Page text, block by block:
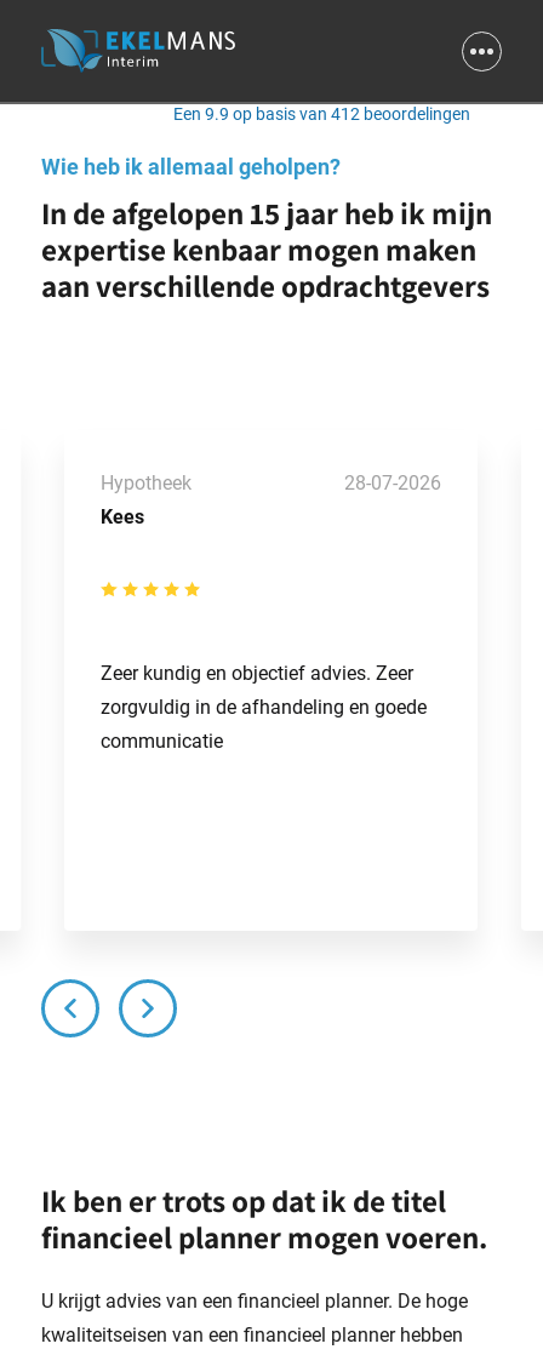
Wie heb ik allemaal geholpen?
In de afgelopen 15 jaar heb ik mijn
expertise kenbaar mogen maken
aan verschillende opdrachtgevers
9.9
Een 9.9 op basis van 412 beoordelingen
Kees
Hypotheek 28-07-2026
Zeer kundig en objectief advies. Zeer
zorgvuldig in de afhandeling en goede
communicatie
Ik ben er trots op dat ik de titel
financieel planner mogen voeren.
U krijgt advies van een financieel planner. De hoge
kwaliteitseisen van een financieel planner hebben